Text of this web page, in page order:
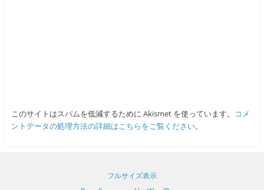
このサイトはスパムを低減するために Akismet を使っています。
コメ
ントデータの処理方法の詳細はこちらをご覧ください。
フルサイズ表示